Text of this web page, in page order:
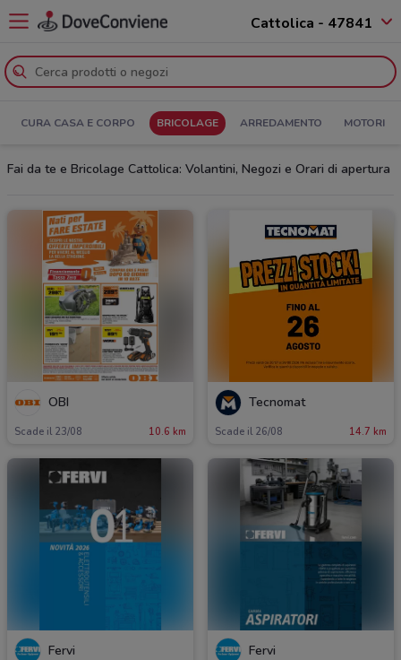
Cattolica - 47841
CURA CASA E CORPO BRICOLAGE ARREDAMENTO MOTORI
Fai da te e Bricolage Cattolica: Volantini, Negozi e Orari di apertura
OBI
Scade il 23/08 10.6 km
Tecnomat
Scade il 26/08 14.7 km
Fervi Fervi